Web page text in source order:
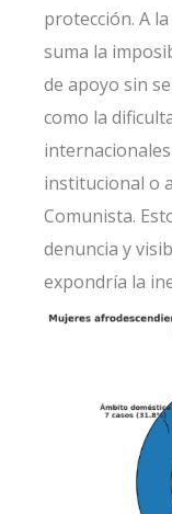
protección. A
suma la
de apoyo sin
como la
institucional o
Comunista.
denuncia y
expondría la